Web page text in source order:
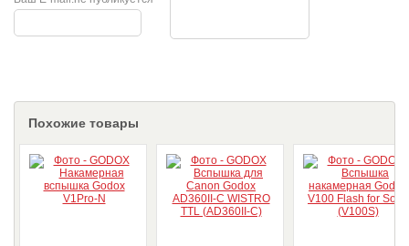
Похожие товары